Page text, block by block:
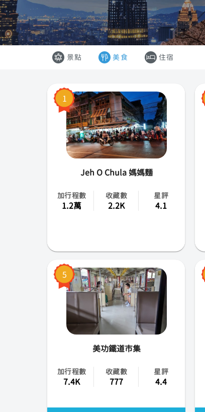
日本
韓國
景點 美食 住宿
1
Jeh O Chula 媽媽麵
加行程數
1.2萬
收藏數
2.2K
星評
4.1
5
美功鐵道市集
加行程數
7.4K
收藏數
777
星評
4.4